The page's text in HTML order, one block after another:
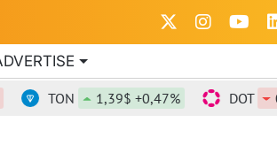
TON 1,39$ +0,47% DOT